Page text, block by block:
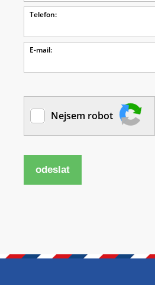
Telefon:
E-mail:
Nejsem robot
odeslat